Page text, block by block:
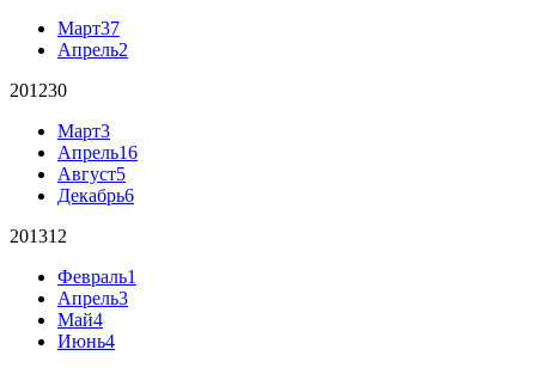
Март37
Апрель2
201230
Март3
Апрель16
Август5
Декабрь6
201312
Февраль1
Апрель3
Май4
Июнь4